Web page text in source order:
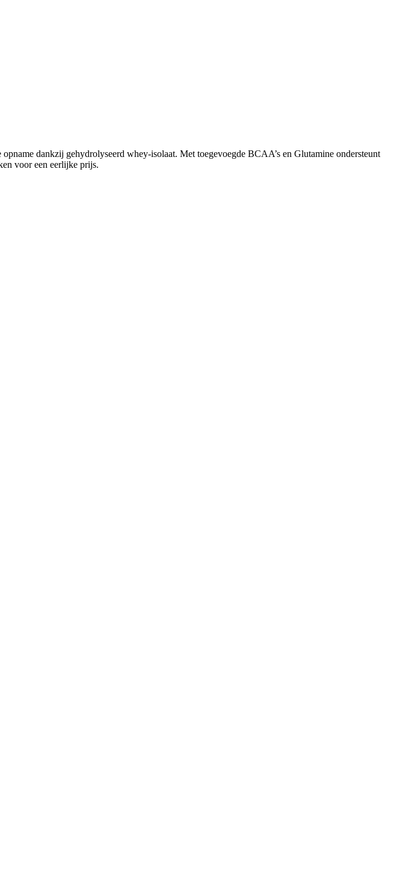
dankzij gehydrolyseerd whey-isolaat. Met toegevoegde BCAA’s en Glutamine ondersteunt
voor een eerlijke prijs.